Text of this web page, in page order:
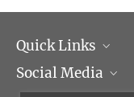
Quick Links
Institutsleitung
Social Media